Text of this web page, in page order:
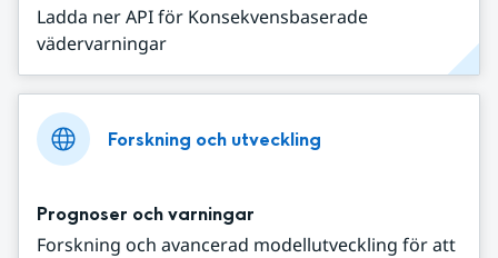
Ladda ner API för Konsekvensbaserade
vädervarningar
Forskning och utveckling
Prognoser och varningar
Forskning och avancerad modellutveckling för att